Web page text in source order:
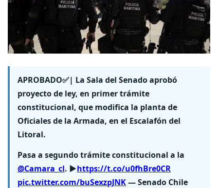
APROBADO✅| La Sala del Senado aprobó
proyecto de ley, en primer trámite
constitucional, que modifica la planta de
Oficiales de la Armada, en el Escalafón del
Litoral.
Pasa a segundo trámite constitucional a la
@Camara_cl. ▶️https://t.co/u0fhBre0CR
pic.twitter.com/buSexzpJNK— Senado Chile